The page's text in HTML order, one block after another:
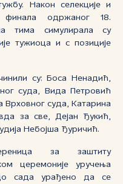
Након селекције и
финала одржаног 18.
тима симулирала су
тужиоца и с позиције
су: Боса Ненадић,
суда, Вида Петровић
суда, Катарина
за све, Дејан Ђукић,
Небојша Ђуричић.
за заштиту
церемоније уручења
сада урађено да се